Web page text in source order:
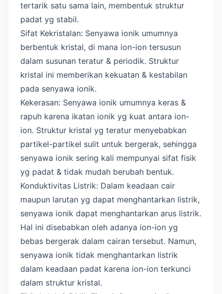
tertarik satu sama lain, membentuk struktur
padat yg stabil.
Sifat Kekristalan: Senyawa ionik umumnya
berbentuk kristal, di mana ion-ion tersusun
dalam susunan teratur & periodik. Struktur
kristal ini memberikan kekuatan & kestabilan
pada senyawa ionik.
Kekerasan: Senyawa ionik umumnya keras &
rapuh karena ikatan ionik yg kuat antara ion-
ion. Struktur kristal yg teratur menyebabkan
partikel-partikel sulit untuk bergerak, sehingga
senyawa ionik sering kali mempunyai sifat fisik
yg padat & tidak mudah berubah bentuk.
Konduktivitas Listrik: Dalam keadaan cair
maupun larutan yg dapat menghantarkan listrik,
senyawa ionik dapat menghantarkan arus listrik.
Hal ini disebabkan oleh adanya ion-ion yg
bebas bergerak dalam cairan tersebut. Namun,
senyawa ionik tidak menghantarkan listrik
dalam keadaan padat karena ion-ion terkunci
dalam struktur kristal.